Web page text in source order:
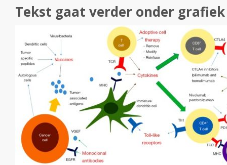
Tekst gaat verder onder grafiek